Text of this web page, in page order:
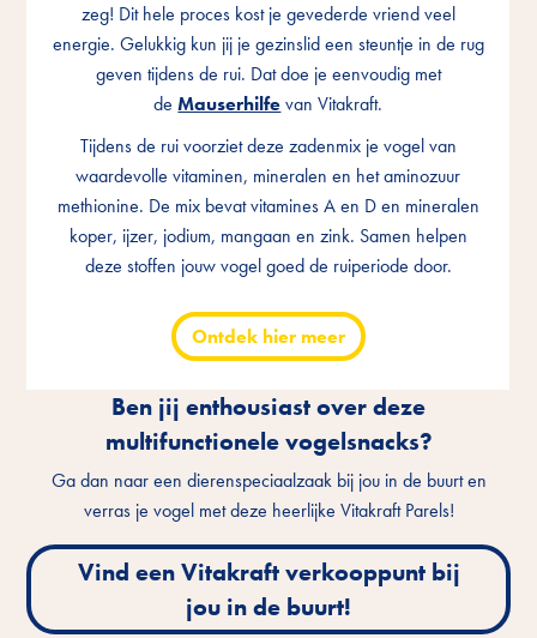
zeg! Dit hele proces kost je gevederde vriend veel
energie. Gelukkig kun jij je gezinslid een steuntje in de rug
geven tijdens de rui. Dat doe je eenvoudig met
deMauserhilfe van Vitakraft.
Tijdens de rui voorziet deze zadenmix je vogel van
waardevolle vitaminen, mineralen en het aminozuur
methionine. De mix bevat vitamines A en D en mineralen
koper, ijzer, jodium, mangaan en zink. Samen helpen
deze stoffen jouw vogel goed de ruiperiode door.
Ontdek hier meer
zeg! Dit hele proces kost je gevederde vriend veel
energie. Gelukkig kun jij je gezinslid een steuntje in de rug
geven tijdens de rui. Dat doe je eenvoudig met
deMauserhilfe van Vitakraft.
Tijdens de rui voorziet deze zadenmix je vogel van
waardevolle vitaminen, mineralen en het aminozuur
methionine. De mix bevat vitamines A en D en mineralen
koper, ijzer, jodium, mangaan en zink. Samen helpen
deze stoffen jouw vogel goed de ruiperiode door.
Ontdek hier meer
zeg! Dit hele proces kost je gevederde vriend veel
energie. Gelukkig kun jij je gezinslid een steuntje in de rug
geven tijdens de rui. Dat doe je eenvoudig met
deMauserhilfe van Vitakraft.
Tijdens de rui voorziet deze zadenmix je vogel van
waardevolle vitaminen, mineralen en het aminozuur
methionine. De mix bevat vitamines A en D en mineralen
koper, ijzer, jodium, mangaan en zink. Samen helpen
deze stoffen jouw vogel goed de ruiperiode door.
Ontdek hier meer
Ben jij enthousiast over deze
multifunctionele vogelsnacks?
Ga dan naar een dierenspeciaalzaak bij jou in de buurt en
verras je vogel met deze heerlijke Vitakraft Parels!
Vind een Vitakraft verkooppunt bij
jou in de buurt!